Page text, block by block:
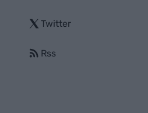
Twitter
Rss